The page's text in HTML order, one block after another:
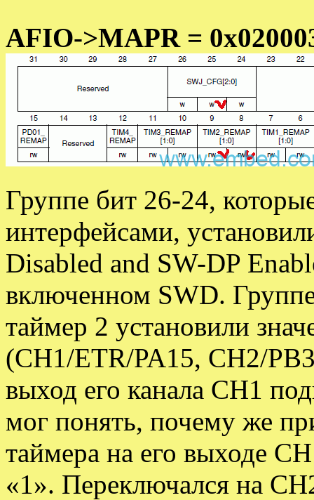
AFIO->MAPR =
Группе бит 26-24,
интерфейсами,
Disabled and SW-DP
включенном SWD.
таймер 2 установили
(CH1/ETR/PA15, CH2/
выход его канала CH1
мог понять, почему же
таймера на его выходе
«1». Переключался на